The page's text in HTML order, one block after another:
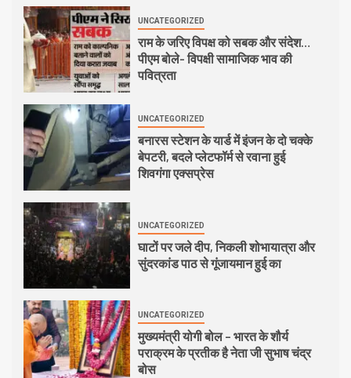
UNCATEGORIZED
राम के जरिए विपक्ष को सबक और संदेश…
पीएम बोले- विपक्षी सामाजिक भाव की
पवित्रता
UNCATEGORIZED
बनारस स्टेशन के यार्ड में इंजन के दो चक्के
बेपटरी, बदले प्लेटफॉर्म से रवाना हुई
शिवगंगा एक्सप्रेस
UNCATEGORIZED
घाटों पर जले दीप, निकली शोभायात्रा और
सुंदरकांड पाठ से गूंजायमान हुई का
UNCATEGORIZED
मुख्यमंत्री योगी बोल – भारत के शौर्य
पराक्रम के प्रतीक है नेता जी सुभाष चंद्र
बोस